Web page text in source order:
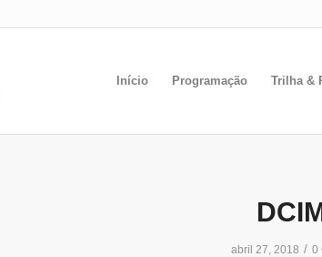
Início Programação Trilha &
abril 27, 2018 / 0